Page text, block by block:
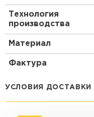
Технология
производства
Материал
Фактура
УСЛОВИЯ ДОСТАВКИ